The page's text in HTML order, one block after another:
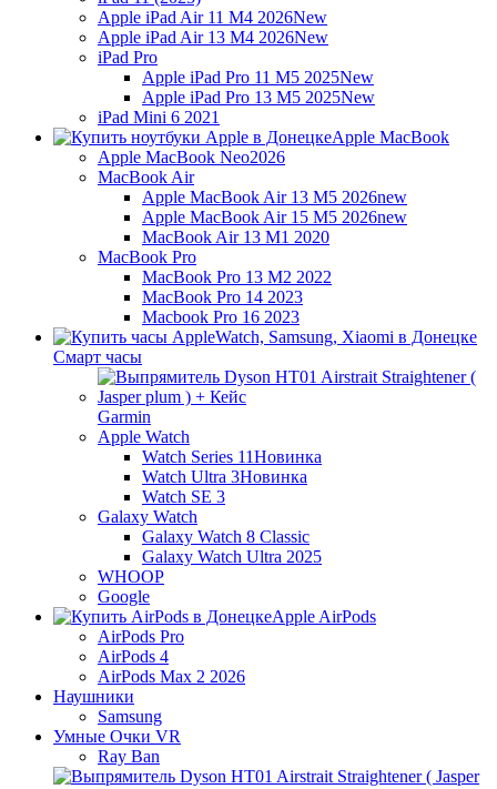
Apple iPad Air 11 M4 2026New
Apple iPad Air 13 M4 2026New
iPad Pro
Apple iPad Pro 11 M5 2025New
Apple iPad Pro 13 M5 2025New
iPad Mini 6 2021
Apple MacBook
Apple MacBook Neo2026
MacBook Air
Apple MacBook Air 13 M5 2026new
Apple MacBook Air 15 M5 2026new
MacBook Air 13 M1 2020
MacBook Pro
MacBook Pro 13 M2 2022
MacBook Pro 14 2023
Macbook Pro 16 2023
Смарт часы
Garmin
Apple Watch
Watch Series 11Новинка
Watch Ultra 3Новинка
Watch SE 3
Galaxy Watch
Galaxy Watch 8 Classic
Galaxy Watch Ultra 2025
WHOOP
Google
Apple AirPods
AirPods Pro
AirPods 4
AirPods Max 2 2026
Наушники
Samsung
Умные Очки VR
Ray Ban